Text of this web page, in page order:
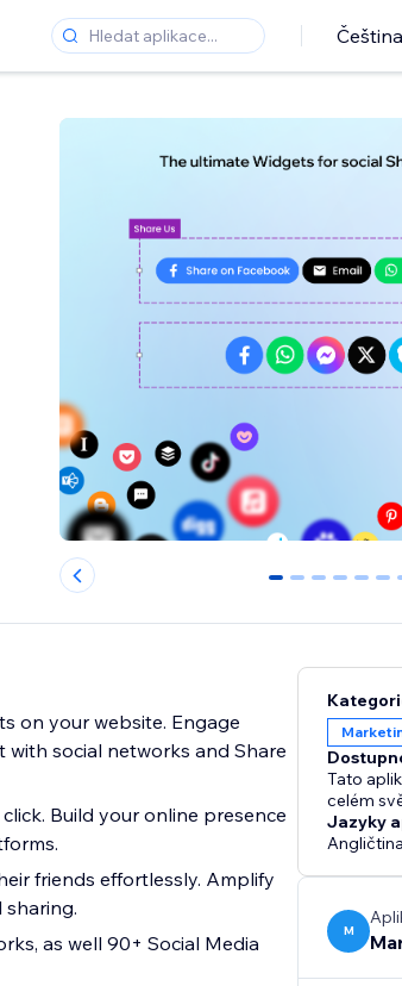
Čeština
0 1 2 3 4 5
on your website. Engage
social networks and Share
Build your online presence
friends effortlessly. Amplify
as well 90+ Social Media
Tato
celém
Jazyky
Angličtina
M